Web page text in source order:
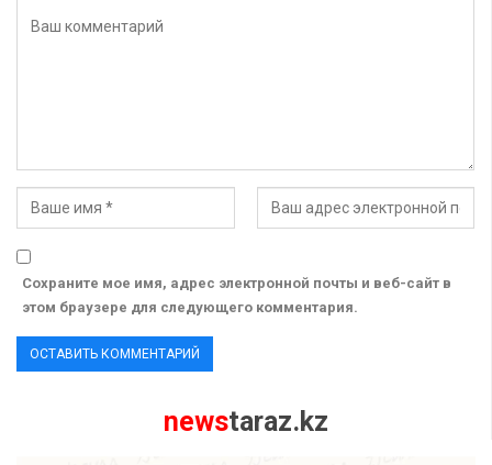
Сохраните мое имя, адрес электронной почты и веб-сайт в
этом браузере для следующего комментария.
newstaraz.kz